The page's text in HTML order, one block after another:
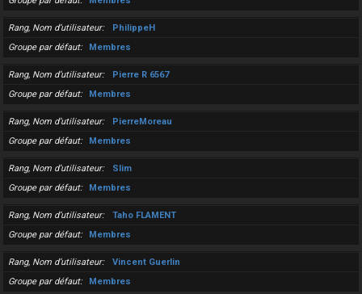
Rang, Nom d’utilisateur
PhilippeH
Groupe par défaut
Membres
Rang, Nom d’utilisateur
Pierre R 6567
Groupe par défaut
Membres
Rang, Nom d’utilisateur
PierreMoreau
Groupe par défaut
Membres
Rang, Nom d’utilisateur
Slim
Groupe par défaut
Membres
Rang, Nom d’utilisateur
Taho FLAMENT
Groupe par défaut
Membres
Rang, Nom d’utilisateur
Vincent Guerlin
Groupe par défaut
Membres